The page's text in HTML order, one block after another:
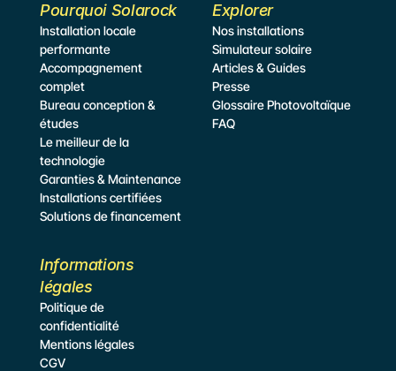
Pourquoi Solarock
Installation locale
performante
Accompagnement
complet
Bureau conception &
études
Le meilleur de la
technologie
Garanties & Maintenance
Installations certifiées
Solutions de financement
Explorer
Nos installations
Simulateur solaire
Articles & Guides
Presse
Glossaire Photovoltaïque
FAQ
Informations
légales
Politique de
confidentialité
Mentions légales
CGV